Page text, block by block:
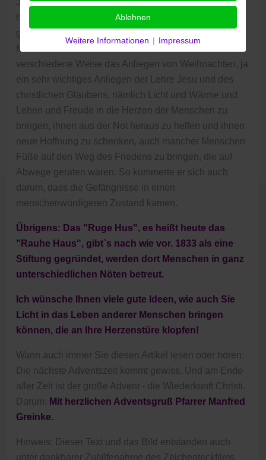
Johann Hinrich Wicherns Adventskranz wurde immer
heller, sein Wille, anderen zu helfen, immer stärker. Er
ging als ein Mann mit vielen Ideen für in Not geratenen
Menschen in die Geschichte ein und verwirklichte auf
verschiedene Weise das Anliegen von Weihnachten, ja
ein sehr wichtiges Anliegen der Lehre Jesu und des
christlichen Glaubens, nämlich Licht und Wärme und
Leben und Freude in die Herzen der Menschen zu
bringen, ihnen aus der Not heraus zu helfen und ihnen
neue Hoffnung zu schenken, auch mancher Menschen
Füße auf den Weg des Friedens zu bringen, die auf
Abwege geraten waren. So kümmerte er sich auch
darum, dass die Gefängnisse in einen
menschenwürdigeren Zustand kamen.
Übrigens: Das "Ruge Hus", es heißt heute das
"Rauhe Haus", gibt`s nach wie vor. 1833 als eine
Stiftung gegründet, werden dort Menschen in ganz
unterschiedlichen Nöten betreut.
Ich wünsche Ihnen viele gute Ideen, wie auch Sie
Licht in das Leben anderer Menschen bringen
können, die an Ihre Herzenstüre klopfen!
Wann auch immer Sie diesen Artikel lesen oder hören:
Die nächste Adventszeit kommt gewiss. Und am Ende
aller Zeit ist der große Advent - die Wiederkunft Christi.
Darum: Mit herzlichen Adventsgruß Pfarrer Manfred
Greinke.
Hinweis: Dieser Text und das Bild entstanden auch
unter dankbarer Zuhilfenahme des Zeichentrickfilms
Ablehnen
Weitere Informationen | Impressum